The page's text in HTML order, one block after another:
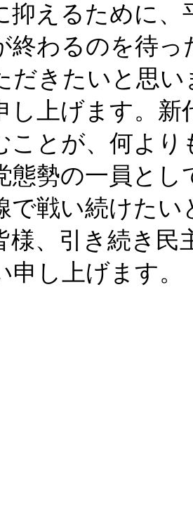
抑えるために
終わるのを待
だきたいと思い
上げます。新
ことが、何よ
態勢の一員と
で戦い続けたい
、引き続き民
申し上げます。